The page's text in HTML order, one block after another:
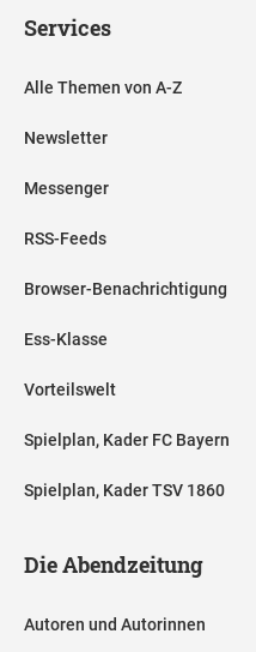
Services
Alle Themen von A-Z
Newsletter
Messenger
RSS-Feeds
Browser-Benachrichtigung
Ess-Klasse
Vorteilswelt
Spielplan, Kader FC Bayern
Spielplan, Kader TSV 1860
Die Abendzeitung
Autoren und Autorinnen